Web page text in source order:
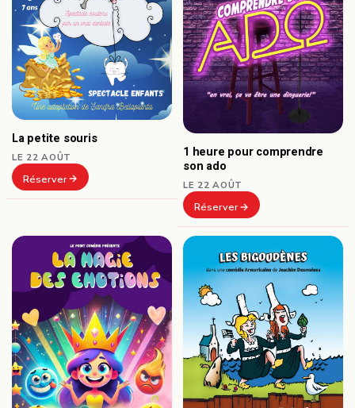
La petite souris
LE 22 AOÛT
Réserver
1 heure pour comprendre
son ado
LE 22 AOÛT
Réserver